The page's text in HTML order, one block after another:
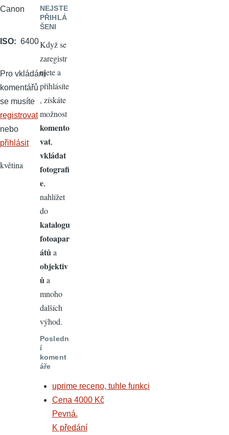
Canon
ISO 6400
Pro vkládání
komentářů
se musíte
registrovat
nebo
přihlásit
květina
NEJSTE
PŘIHLÁ
ŠENI
Když se
zaregistr
ujete a
přihlásíte
, získáte
možnost
komento
vat,
vkládat
fotografi
e,
nahlížet
do
katalogu
fotoapar
átů a
objektiv
ů a
mnoho
dalších
výhod.
Posledn
í
koment
áře
uprime receno, tuhle funkci
Cena 4000 Kč
Pevná.
K předání